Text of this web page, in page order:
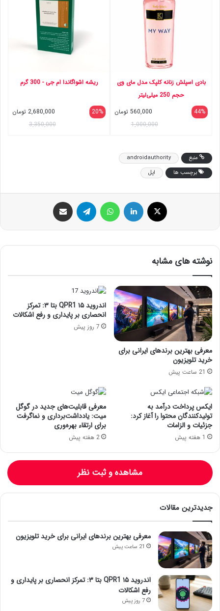
بادی اسپلش زنانه کلپک مدل مای وی
حجم 250 میلی‌لیتر
44%
560,000 تومان
1,000,000
ریشه اشواگاندا ام جی - 300 گرم
20%
2,680,000 تومان
3,350,000
منبع
androidauthority
برچسب ها
اپل
ایکس لینکداین تلگرام
نوشته های مشابه
معرفی بهترین برندهای ایرانی برای
خرید تلویزیون
21 ساعت پیش
اندروید ۱۵ QPR1 بتا ۳: تمرکز
انحصاری بر پایداری و رفع اشکالات
7 روز پیش
ایکس پرداخت درآمد به
تولیدکنندگان محتوا را آغاز کرد:
جزئیات و الزامات
1 هفته پیش
معرفی قابلیت‌های جدید در گوگل
میت: یادداشت‌برداری و نماگرفت
برای ارتقاء بهره‌وری
2 هفته پیش
مشاهده و ثبت نظر
جدیدترین مقالات
معرفی بهترین برندهای ایرانی برای خرید تلویزیون
21 ساعت پیش
اندروید ۱۵ QPR1 بتا ۳: تمرکز انحصاری بر پایداری و
رفع اشکالات
7 روز پیش